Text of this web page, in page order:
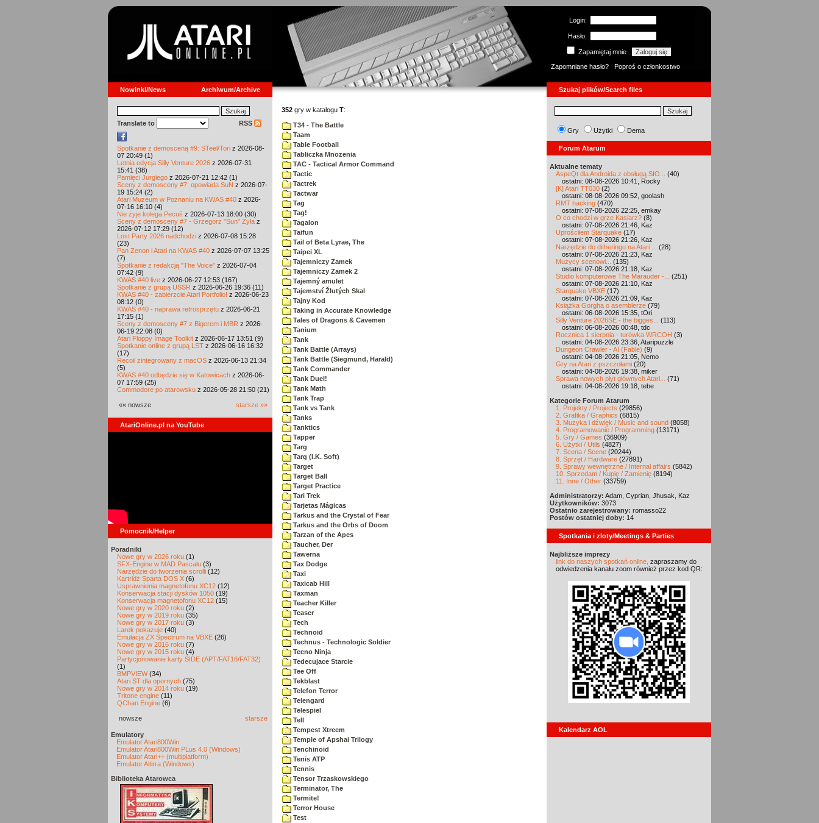
Login:
Hasło:
Zapamiętaj mnie
Zapomniane hasło?
Poproś o członkostwo
Nowinki/News Archiwum/Archive Szukaj plików/Search files
Translate to RSS
Spotkanie z demosceną #9: STeel/Tori z 2026-08-
07 20:49 (1)
Letnia edycja Silly Venture 2026 z 2026-07-31
15:41 (38)
Pamięci Jurgiego z 2026-07-21 12:42 (1)
Sceny z demosceny #7: opowiada SuN z 2026-07-
19 15:24 (2)
Atari Muzeum w Poznaniu na KWAS #40 z 2026-
07-16 16:10 (4)
Nie żyje kolega Pecuś z 2026-07-13 18:00 (30)
Sceny z demosceny #7 - Grzegorz "Sun" Żyła z
2026-07-12 17:29 (12)
Lost Party 2026 nadchodzi z 2026-07-08 15:28
(23)
Pan Zenon i Atari na KWAS #40 z 2026-07-07 13:25
(7)
Spotkanie z redakcją "The Voice" z 2026-07-04
07:42 (9)
KWAS #40 live z 2026-06-27 12:53 (167)
Spotkanie z grupą USSR z 2026-06-26 19:36 (11)
KWAS #40 - zabierzcie Atari Portfolio! z 2026-06-23
08:12 (0)
KWAS #40 - naprawa retrosprzętu z 2026-06-21
17:15 (1)
Sceny z demosceny #7 z Bigerem i MBR z 2026-
06-19 22:08 (0)
Atari Floppy Image Toolkit z 2026-06-17 13:51 (9)
Spotkanie online z grupą LST z 2026-06-16 16:32
(17)
Recoil zintegrowany z macOS z 2026-06-13 21:34
(5)
KWAS #40 odbędzie się w Katowicach z 2026-06-
07 17:59 (25)
Commodore po atarowsku z 2026-05-28 21:50 (21)
«« nowsze starsze »»
AtariOnline.pl na YouTube
Pomocnik/Helper
Poradniki
Nowe gry w 2026 roku (1)
SFX-Engine w MAD Pascalu (3)
Narzędzie do tworzenia scrolli (12)
Kartridż Sparta DOS X (6)
Usprawnienia magnetofonu XC12 (12)
Konserwacja stacji dysków 1050 (19)
Konserwacja magnetofonu XC12 (15)
Nowe gry w 2020 roku (2)
Nowe gry w 2019 roku (35)
Nowe gry w 2017 roku (3)
Larek pokazuje (40)
Emulacja ZX Spectrum na VBXE (26)
Nowe gry w 2016 roku (7)
Nowe gry w 2015 roku (4)
Partycjonowanie karty SIDE (APT/FAT16/FAT32)
(1)
BMPVIEW(34)
Atari ST dla opornych (75)
Nowe gry w 2014 roku (19)
Tritone engine (11)
QChan Engine (6)
nowsze starsze
Emulatory
Emulator Atari800Win
Emulator Atari800Win PLus 4.0 (Windows)
Emulator Atari++ (multiplatform)
Emulator Altirra (Windows)
Biblioteka Atarowca
352 gry w katalogu T:
T34 - The Battle
Taam
Table Football
Tabliczka Mnozenia
TAC - Tactical Armor Command
Tactic
Tactrek
Tactwar
Tag
Tag!
Tagalon
Taifun
Tail of Beta Lyrae, The
Taipei XL
Tajemniczy Zamek
Tajemniczy Zamek 2
Tajemný amulet
Tajemství Žlutých Skal
Tajny Kod
Taking in Accurate Knowledge
Tales of Dragons & Cavemen
Tanium
Tank
Tank Battle (Arrays)
Tank Battle (Siegmund, Harald)
Tank Commander
Tank Duel!
Tank Math
Tank Trap
Tank vs Tank
Tanks
Tanktics
Tapper
Targ
Targ (I.K. Soft)
Target
Target Ball
Target Practice
Tari Trek
Tarjetas Mágicas
Tarkus and the Crystal of Fear
Tarkus and the Orbs of Doom
Tarzan of the Apes
Taucher, Der
Tawerna
Tax Dodge
Taxi
Taxicab Hill
Taxman
Teacher Killer
Teaser
Tech
Technoid
Technus - Technologic Soldier
Tecno Ninja
Tedecujace Starcie
Tee Off
Tekblast
Telefon Terror
Telengard
Telespiel
Tell
Tempest Xtreem
Temple of Apshai Trilogy
Tenchinoid
Tenis ATP
Tennis
Tensor Trzaskowskiego
Terminator, The
Termite!
Terror House
Test
Gry Użytki Dema
Forum Atarum
Aktualne tematy
AspeQt dla Androida z obsługą SIO...
(40)
ostatni: 08-08-2026 10:41, Rocky
[K] Atari TT030 (2)
ostatni: 08-08-2026 09:52, goolash
RMT hacking (470)
ostatni: 07-08-2026 22:25, emkay
O co chodzi w grze Kasiarz? (8)
ostatni: 07-08-2026 21:46, Kaz
Uprościłem Starquake (17)
ostatni: 07-08-2026 21:26, Kaz
Narzędzie do ditheringu na Atari ...
(28)
ostatni: 07-08-2026 21:23, Kaz
Muzycy scenowi...
(135)
ostatni: 07-08-2026 21:18, Kaz
Studio komputerowe The Marauder -...
(251)
ostatni: 07-08-2026 21:10, Kaz
Starquake VBXE (17)
ostatni: 07-08-2026 21:09, Kaz
Książka Gorgha o asemblerze (79)
ostatni: 06-08-2026 15:35, tOri
Silly Venture 2026SE - the bigges...
(113)
ostatni: 06-08-2026 00:48, tdc
Rocznica 1 sierpnia - turówka WRCOH (3)
ostatni: 04-08-2026 23:36, Ataripuzzle
Dungeon Crawler - AI (Fable) (9)
ostatni: 04-08-2026 21:05, Nemo
Gry na Atari z pszczołami (20)
ostatni: 04-08-2026 19:38, miker
Sprawa nowych płyt głównych Atari...
(71)
ostatni: 04-08-2026 19:18, tebe
Kategorie Forum Atarum
1. Projekty / Projects (29856)
2. Grafika / Graphics (6815)
3. Muzyka i dźwięk / Music and sound (8058)
4. Programowanie / Programming (13171)
5. Gry / Games (36909)
6. Użytki / Utils (4827)
7. Scena / Scene (20244)
8. Sprzęt / Hardware (27891)
9. Sprawy wewnętrzne / Internal affairs (5842)
10. Sprzedam / Kupię / Zamienię (8194)
11. Inne / Other (33759)
Administratorzy: Adam, Cyprian, Jhusak, Kaz
Użytkowników: 3073
Ostatnio zarejestrowany: romasso22
Postów ostatniej doby: 14
Spotkania i zloty/Meetings & Parties
Najbliższe imprezy
link do naszych spotkań online, zapraszamy do
odwiedzenia kanału zoom również przez kod QR:
Kalendarz AOL